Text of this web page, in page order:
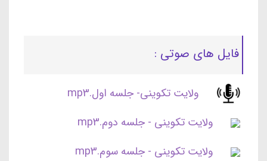
فایل های صوتی :
ولایت تکوینی- جلسه اول.mp3
ولایت تکوینی - جلسه دوم.mp3
ولایت تکوینی - جلسه سوم.mp3